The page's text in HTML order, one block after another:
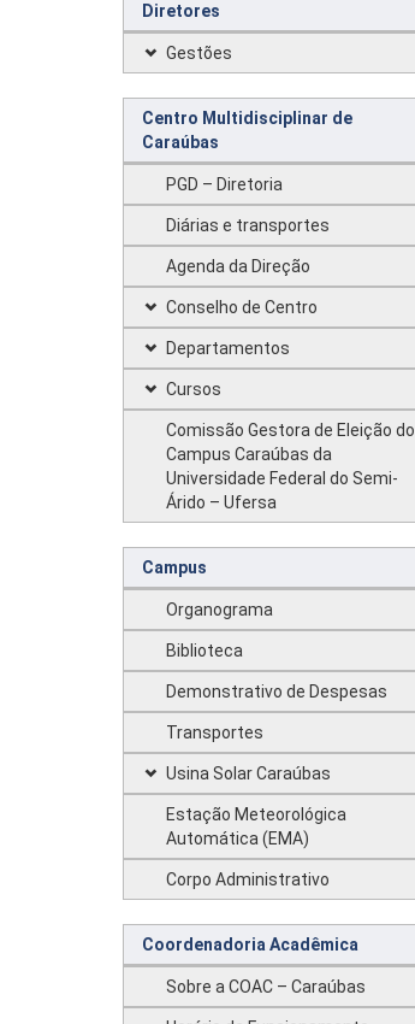
Diretores
Gestões
Centro Multidisciplinar de
Caraúbas
PGD – Diretoria
Diárias e transportes
Agenda da Direção
Conselho de Centro
Departamentos
Cursos
Comissão Gestora de Eleição do
Campus Caraúbas da
Universidade Federal do Semi-
Árido – Ufersa
Campus
Organograma
Biblioteca
Demonstrativo de Despesas
Transportes
Usina Solar Caraúbas
Estação Meteorológica
Automática (EMA)
Corpo Administrativo
Coordenadoria Acadêmica
Sobre a COAC – Caraúbas